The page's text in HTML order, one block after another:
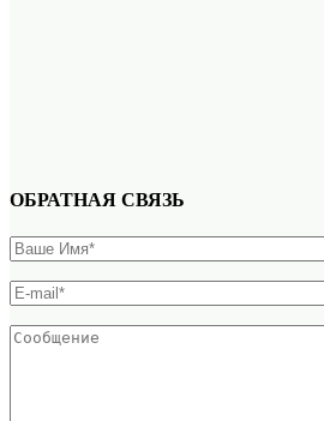
ОБРАТНАЯ СВЯЗЬ